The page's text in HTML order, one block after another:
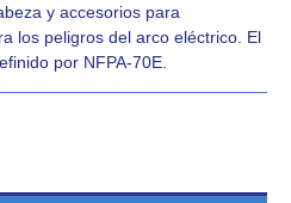
y accesorios para
los peligros del arco eléctrico. El
por NFPA-70E.